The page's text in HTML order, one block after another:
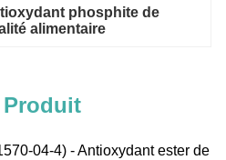
phosphite de
alimentaire
Produit
04-4) - Antioxydant ester de